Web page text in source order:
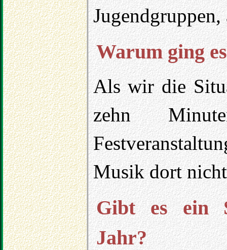
Warum ging
Als wir die
zehn
Musik dort
Gibt es ein
Jahr?